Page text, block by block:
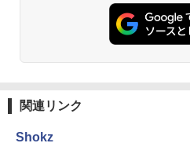
関連リンク
Shokz